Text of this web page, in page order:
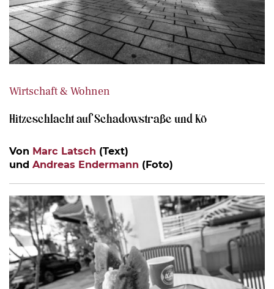
Wirtschaft & Wohnen
Hitzeschlacht auf Schadowstraße und Kö
Von Marc Latsch (Text)
und Andreas Endermann (Foto)